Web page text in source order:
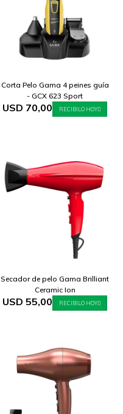
Corta Pelo Gama 4 peines guía
- GCX 623 Sport
USD 70,00 RECIBILO HOY
Secador de pelo Gama Brilliant
Ceramic Ion
USD 55,00 RECIBILO HOY